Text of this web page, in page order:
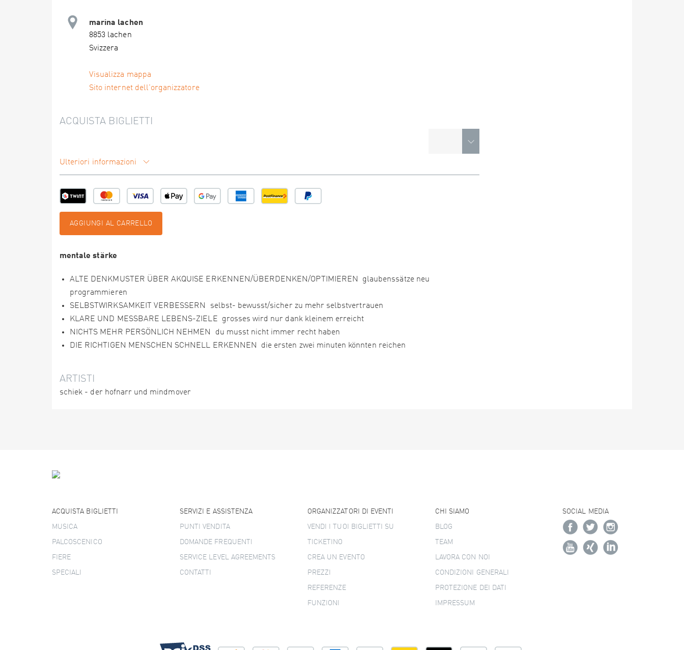
marina lachen
8853 lachen
Svizzera
Visualizza mappa
Sito internet dell'organizzatore
ACQUISTA BIGLIETTI
Ulteriori informazioni
AGGIUNGI AL CARRELLO
mentale stärke
ALTE DENKMUSTER ÜBER AKQUISE ERKENNEN/ÜBERDENKEN/OPTIMIEREN glaubenssätze neu
programmieren
SELBSTWIRKSAMKEIT VERBESSERN selbst- bewusst/sicher zu mehr selbstvertrauen
KLARE UND MESSBARE LEBENS-ZIELE grosses wird nur dank kleinem erreicht
NICHTS MEHR PERSÖNLICH NEHMEN du musst nicht immer recht haben
DIE RICHTIGEN MENSCHEN SCHNELL ERKENNEN die ersten zwei minuten könnten reichen
ARTISTI
schiek - der hofnarr und mindmover
ACQUISTA BIGLIETTI
MUSICA
PALCOSCENICO
FIERE
SPECIALI
SERVIZI E ASSISTENZA
PUNTI VENDITA
DOMANDE FREQUENTI
SERVICE LEVEL AGREEMENTS
CONTATTI
ORGANIZZATORI DI EVENTI
VENDI I TUOI BIGLIETTI SU
TICKETINO
CREA UN EVENTO
PREZZI
REFERENZE
FUNZIONI
CHI SIAMO
BLOG
TEAM
LAVORA CON NOI
CONDIZIONI GENERALI
PROTEZIONE DEI DATI
IMPRESSUM
SOCIAL MEDIA